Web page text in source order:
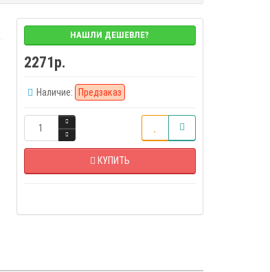
НАШЛИ ДЕШЕВЛЕ?
2271р.
Наличие: Предзаказ
КУПИТЬ